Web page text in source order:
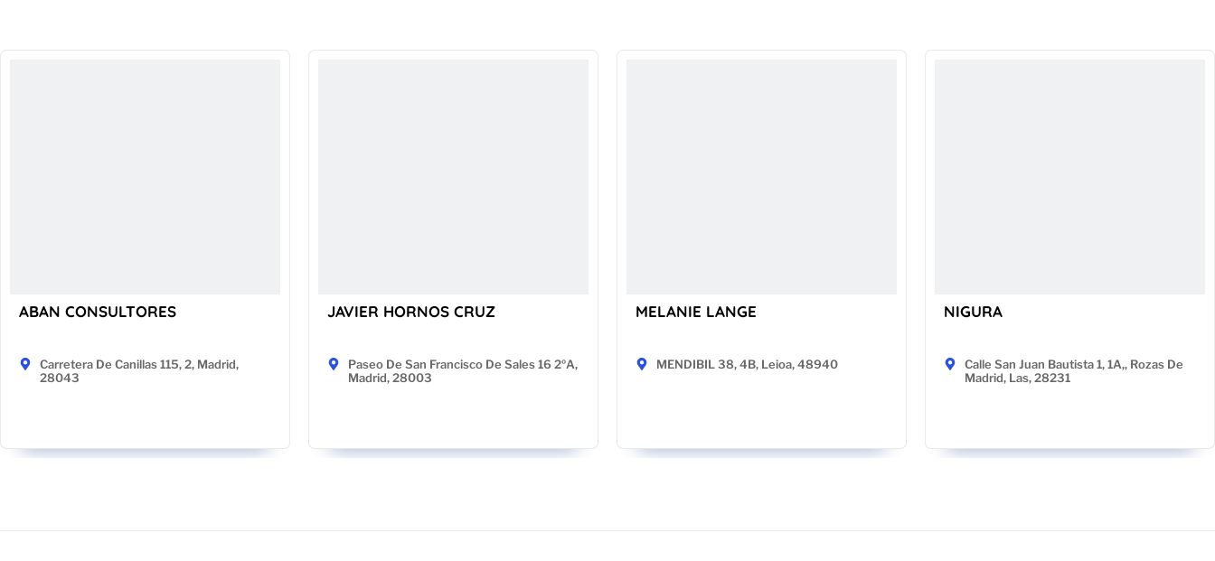
ABAN CONSULTORES
Carretera De Canillas 115, 2, Madrid,
28043
JAVIER HORNOS CRUZ
Paseo De San Francisco De Sales 16 2ºA,
Madrid, 28003
MELANIE LANGE
MENDIBIL 38, 4B, Leioa, 48940
NIGURA
Calle San Juan Bautista 1, 1A,, Rozas De
Madrid, Las, 28231